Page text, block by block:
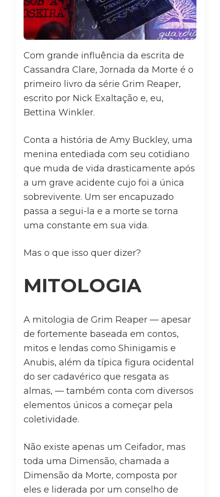
Com grande influência da escrita de
Cassandra Clare, Jornada da Morte é o
primeiro livro da série Grim Reaper,
escrito por Nick Exaltação e, eu,
Bettina Winkler.
Conta a história de Amy Buckley, uma
menina entediada com seu cotidiano
que muda de vida drasticamente após
a um grave acidente cujo foi a única
sobrevivente. Um ser encapuzado
passa a segui-la e a morte se torna
uma constante em sua vida.
Mas o que isso quer dizer?
MITOLOGIA
A mitologia de Grim Reaper — apesar
de fortemente baseada em contos,
mitos e lendas como Shinigamis e
Anubis, além da típica figura ocidental
do ser cadavérico que resgata as
almas, — também conta com diversos
elementos únicos a começar pela
coletividade.
Não existe apenas um Ceifador, mas
toda uma Dimensão, chamada a
Dimensão da Morte, composta por
eles e liderada por um conselho de